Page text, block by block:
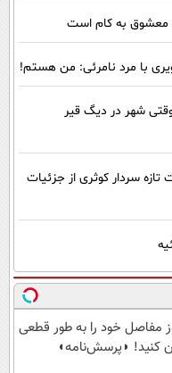
معشوق به کام است
با مرد نامرئی: من هستم!
/ وقتی شهر در دیگ قیر
سردار کوثری از جزئیات
مفاصل خود را به طور قطعی
کنید! ◗پرسش‌نامه◖